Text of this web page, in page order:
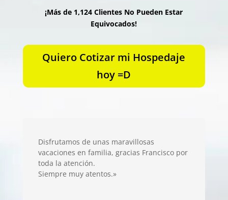
¡Más de 1,124 Clientes No Pueden Estar
Equivocados!
Quiero Cotizar mi Hospedaje
hoy =D
Disfrutamos de unas maravillosas
vacaciones en familia, gracias Francisco por
toda la atención.
Siempre muy atentos.»